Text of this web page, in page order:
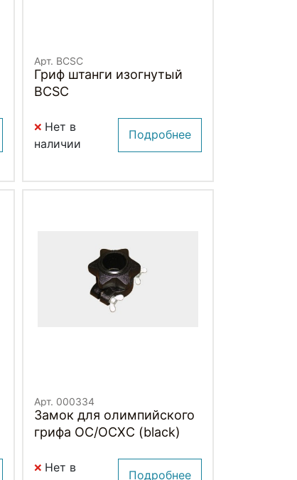
Арт. BCSC
Гриф штанги изогнутый
BCSC
Нет в
наличии
Подробнее
Арт. 000334
Замок для олимпийского
грифа OC/OCXC (black)
Нет в
Подробнее